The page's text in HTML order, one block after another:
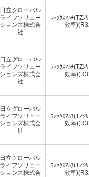
日立グローバル
ライフソリュー
ションズ株式会
社
ﾌﾚｯｸｽﾏﾙﾁ(TZｼ
効率
日立グローバル
ライフソリュー
ションズ株式会
社
ﾌﾚｯｸｽﾏﾙﾁ(TZｼ
効率
日立グローバル
ライフソリュー
ションズ株式会
社
ﾌﾚｯｸｽﾏﾙﾁ(TZｼ
効率
日立グローバル
ライフソリュー
ションズ株式会
ﾌﾚｯｸｽﾏﾙﾁ(TZｼ
効率